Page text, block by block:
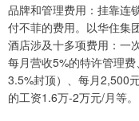
品牌和管理费用：挂靠连
付不菲的费用。以华住集
酒店涉及十多项费用：一
每月营收5%的特许管理
3.5%封顶）、每月2,500
的工资1.6万-2万元/月等。